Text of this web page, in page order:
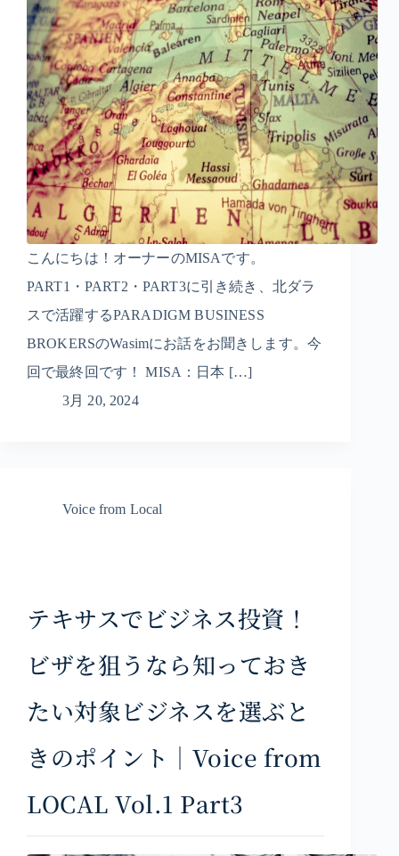
こんにちは！オーナーのMISAです。
PART1・PART2・PART3に引き続き、北ダラ
スで活躍するPARADIGM BUSINESS
BROKERSのWasimにお話をお聞きします。今
回で最終回です！ MISA：日本 […]
3月 20, 2024
Voice from Local
テキサスでビジネス投資！
ビザを狙うなら知っておき
たい対象ビジネスを選ぶと
きのポイント｜Voice from
LOCAL Vol.1 Part3